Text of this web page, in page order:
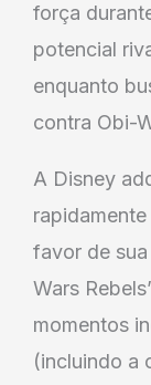
força
potencial
enquanto
contra Obi-
A Disney
favor de
Wars
momentos
(incluindo a